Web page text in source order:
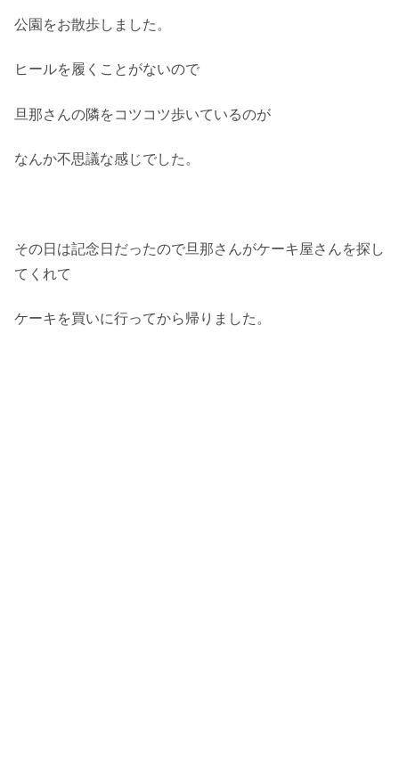
公園をお散歩しました。
ヒールを履くことがないので
旦那さんの隣をコツコツ歩いているのが
なんか不思議な感じでした。
その日は記念日だったので旦那さんがケーキ屋さんを探し
てくれて
ケーキを買いに行ってから帰りました。